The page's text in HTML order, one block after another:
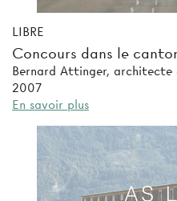
LIBRE
Concours dans le
Bernard Attinger, architecte
2007
En savoir plus